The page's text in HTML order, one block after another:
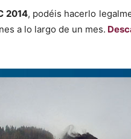
2014, podéis hacerlo
a lo largo de un mes.